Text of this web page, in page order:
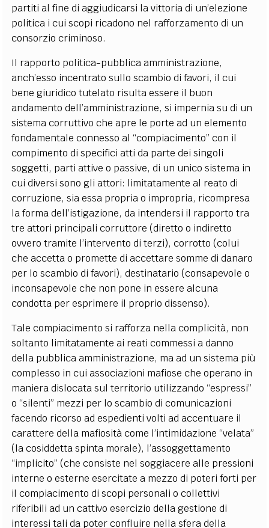
partiti al fine di aggiudicarsi la vittoria di un’elezione
politica i cui scopi ricadono nel rafforzamento di un
consorzio criminoso.
Il rapporto politica-pubblica amministrazione,
anch’esso incentrato sullo scambio di favori, il cui
bene giuridico tutelato risulta essere il buon
andamento dell’amministrazione, si impernia su di un
sistema corruttivo che apre le porte ad un elemento
fondamentale connesso al “compiacimento” con il
compimento di specifici atti da parte dei singoli
soggetti, parti attive o passive, di un unico sistema in
cui diversi sono gli attori: limitatamente al reato di
corruzione, sia essa propria o impropria, ricompresa
la forma dell’istigazione, da intendersi il rapporto tra
tre attori principali corruttore (diretto o indiretto
ovvero tramite l’intervento di terzi), corrotto (colui
che accetta o promette di accettare somme di danaro
per lo scambio di favori), destinatario (consapevole o
inconsapevole che non pone in essere alcuna
condotta per esprimere il proprio dissenso).
Tale compiacimento si rafforza nella complicità, non
soltanto limitatamente ai reati commessi a danno
della pubblica amministrazione, ma ad un sistema più
complesso in cui associazioni mafiose che operano in
maniera dislocata sul territorio utilizzando “espressi”
o “silenti” mezzi per lo scambio di comunicazioni
facendo ricorso ad espedienti volti ad accentuare il
carattere della mafiosità come l’intimidazione “velata”
(la cosiddetta spinta morale), l’assoggettamento
“implicito” (che consiste nel soggiacere alle pressioni
interne o esterne esercitate a mezzo di poteri forti per
il compiacimento di scopi personali o collettivi
riferibili ad un cattivo esercizio della gestione di
interessi tali da poter confluire nella sfera della